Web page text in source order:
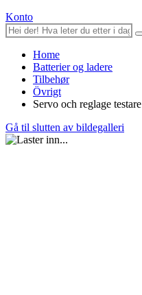
Konto
Home
Batterier og ladere
Tilbehør
Övrigt
Servo och reglage testare
Gå til slutten av bildegalleri